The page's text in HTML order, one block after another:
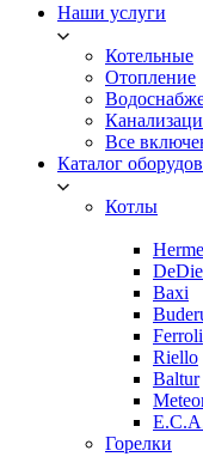
Наши услуги
Котельные
Отопление
Все
Каталог
Котлы
Baxi
Ferroli
Riello
Baltur
Горелки